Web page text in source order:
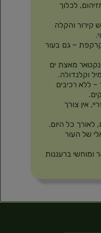
לכלוך
קירור והקלה
– גם בעור
נקטאר מאצת ים
וקלנדולה.
ללא רכיבים
אין צורך
לאורך כל היום.
של העור
ומוחשי ברעננות